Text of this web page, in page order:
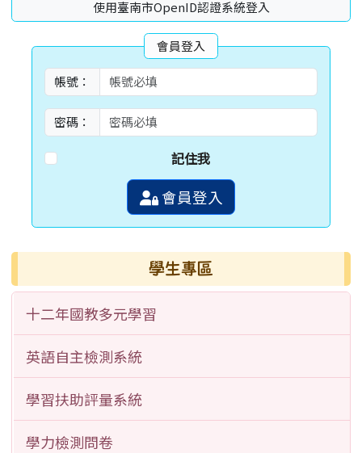
使用臺南市OpenID認證系統登入
會員登入
帳號：
密碼：
記住我
會員登入
學生專區
十二年國教多元學習
英語自主檢測系統
學習扶助評量系統
學力檢測問卷